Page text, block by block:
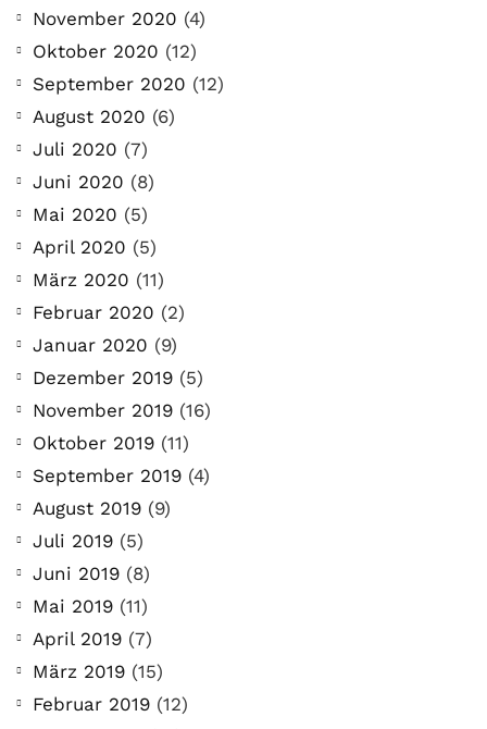
November 2020 (4)
Oktober 2020 (12)
September 2020 (12)
August 2020 (6)
Juli 2020 (7)
Juni 2020 (8)
Mai 2020 (5)
April 2020 (5)
März 2020 (11)
Februar 2020 (2)
Januar 2020 (9)
Dezember 2019 (5)
November 2019 (16)
Oktober 2019 (11)
September 2019 (4)
August 2019 (9)
Juli 2019 (5)
Juni 2019 (8)
Mai 2019 (11)
April 2019 (7)
März 2019 (15)
Februar 2019 (12)